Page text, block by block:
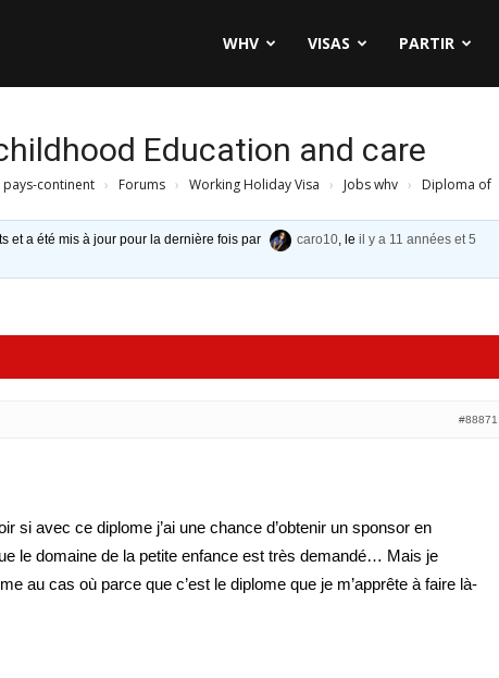
WHV VISAS PARTIR
Education and care
pays-continent › Forums › Working Holiday Visa › Jobs whv ›
Diploma of
et a été mis à jour pour la dernière fois par caro10, leil y a 11 années et 5
#88871
si avec ce diplome j’ai une chance d’obtenir un sponsor en
le domaine de la petite enfance est très demandé… Mais je
au cas où parce que c’est le diplome que je m’apprête à faire là-